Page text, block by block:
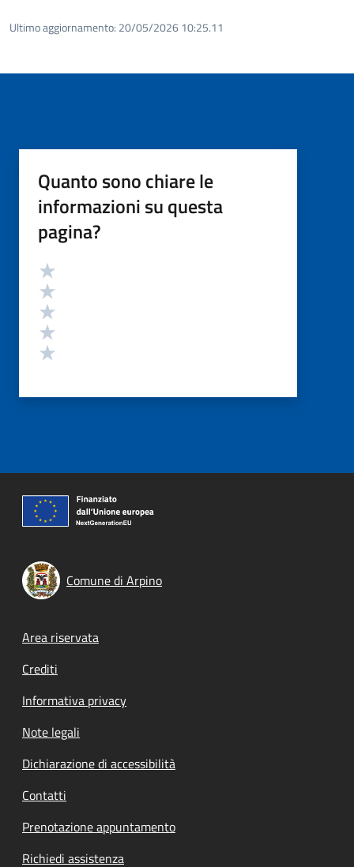
Ultimo aggiornamento: 20/05/2026 10:25.11
Quanto sono chiare le
informazioni su questa
pagina?
Valutazione
Comune di Arpino
Footer menu
Area riservata
Crediti
Informativa privacy
Note legali
Dichiarazione di accessibilità
Contatti
Prenotazione appuntamento
Richiedi assistenza